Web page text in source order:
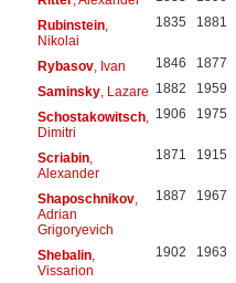
Rubinstein,
Nikolai
1835 1881
Rybasov, Ivan 1846 1877
Saminsky, Lazare 1882 1959
Schostakowitsch,
Dimitri
1906 1975
Scriabin,
Alexander
1871 1915
Shaposchnikov,
Adrian
Grigoryevich
1887 1967
Shebalin,
Vissarion
1902 1963